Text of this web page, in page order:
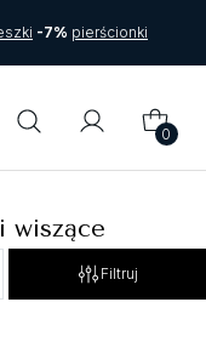
-7% pierścionki
0
wiszące
Filtruj